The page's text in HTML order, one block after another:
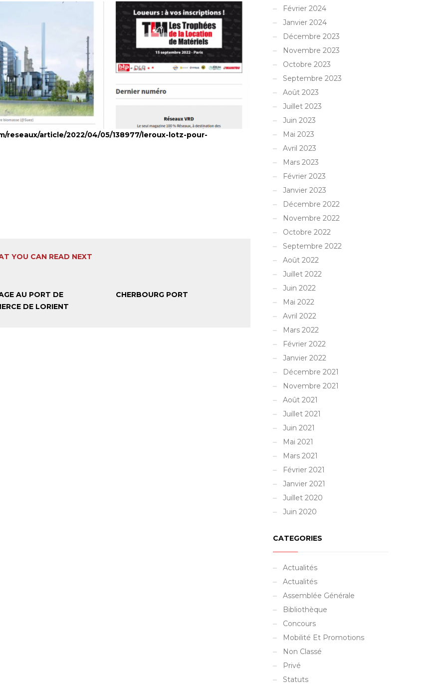
reseaux/article/2022/04/05/138977/leroux-lotz-pour-
YOU CAN READ NEXT
AU PORT DE
DE LORIENT
CHERBOURG PORT
Février 2024
Janvier 2024
Décembre 2023
Novembre 2023
Octobre 2023
Septembre 2023
Août 2023
Juillet 2023
Juin 2023
Mai 2023
Avril 2023
Mars 2023
Février 2023
Janvier 2023
Décembre 2022
Novembre 2022
Octobre 2022
Septembre 2022
Août 2022
Juillet 2022
Juin 2022
Mai 2022
Avril 2022
Mars 2022
Février 2022
Janvier 2022
Décembre 2021
Novembre 2021
Août 2021
Juillet 2021
Juin 2021
Mai 2021
Mars 2021
Février 2021
Janvier 2021
Juillet 2020
Juin 2020
CATEGORIES
Actualités
Actualités
Assemblée Générale
Bibliothèque
Concours
Mobilité Et Promotions
Non Classé
Privé
Statuts